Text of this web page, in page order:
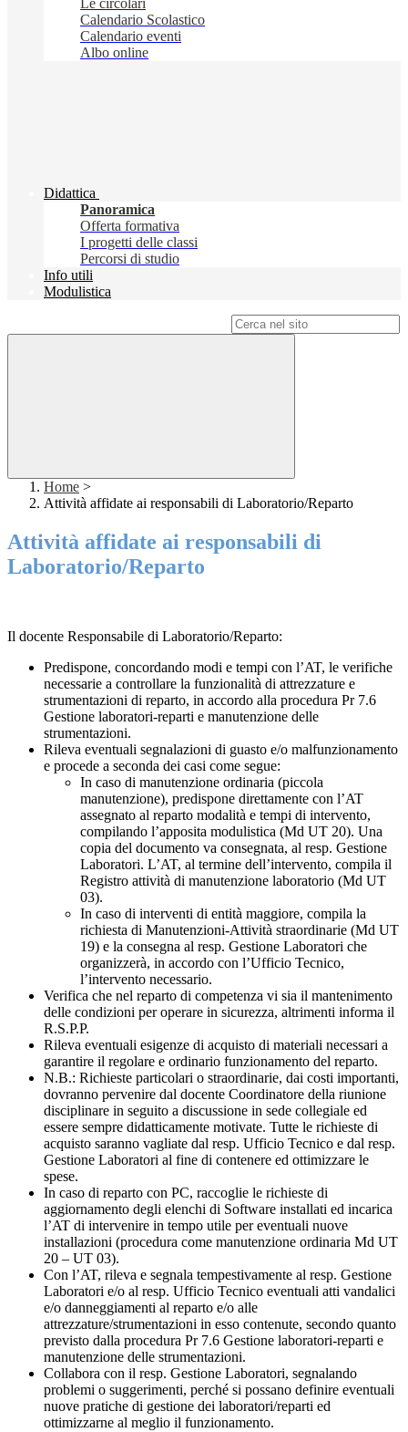
Le circolari
Calendario Scolastico
Calendario eventi
Albo online
Didattica
Panoramica
Offerta formativa
I progetti delle classi
Percorsi di studio
Info utili
Modulistica
Home >
Attività affidate ai responsabili di Laboratorio/Reparto
Attività affidate ai responsabili di
Laboratorio/Reparto
Il docente Responsabile di Laboratorio/Reparto:
Predispone, concordando modi e tempi con l’AT, le verifiche
necessarie a controllare la funzionalità di attrezzature e
strumentazioni di reparto, in accordo alla procedura Pr 7.6
Gestione laboratori-reparti e manutenzione delle
strumentazioni.
Rileva eventuali segnalazioni di guasto e/o malfunzionamento
e procede a seconda dei casi come segue:
In caso di manutenzione ordinaria (piccola
manutenzione), predispone direttamente con l’AT
assegnato al reparto modalità e tempi di intervento,
compilando l’apposita modulistica (Md UT 20). Una
copia del documento va consegnata, al resp. Gestione
Laboratori. L’AT, al termine dell’intervento, compila il
Registro attività di manutenzione laboratorio (Md UT
03).
In caso di interventi di entità maggiore, compila la
richiesta di Manutenzioni-Attività straordinarie (Md UT
19) e la consegna al resp. Gestione Laboratori che
organizzerà, in accordo con l’Ufficio Tecnico,
l’intervento necessario.
Verifica che nel reparto di competenza vi sia il mantenimento
delle condizioni per operare in sicurezza, altrimenti informa il
R.S.P.P.
Rileva eventuali esigenze di acquisto di materiali necessari a
garantire il regolare e ordinario funzionamento del reparto.
N.B.: Richieste particolari o straordinarie, dai costi importanti,
dovranno pervenire dal docente Coordinatore della riunione
disciplinare in seguito a discussione in sede collegiale ed
essere sempre didatticamente motivate. Tutte le richieste di
acquisto saranno vagliate dal resp. Ufficio Tecnico e dal resp.
Gestione Laboratori al fine di contenere ed ottimizzare le
spese.
In caso di reparto con PC, raccoglie le richieste di
aggiornamento degli elenchi di Software installati ed incarica
l’AT di intervenire in tempo utile per eventuali nuove
installazioni (procedura come manutenzione ordinaria Md UT
20 – UT 03).
Con l’AT, rileva e segnala tempestivamente al resp. Gestione
Laboratori e/o al resp. Ufficio Tecnico eventuali atti vandalici
e/o danneggiamenti al reparto e/o alle
attrezzature/strumentazioni in esso contenute, secondo quanto
previsto dalla procedura Pr 7.6 Gestione laboratori-reparti e
manutenzione delle strumentazioni.
Collabora con il resp. Gestione Laboratori, segnalando
problemi o suggerimenti, perché si possano definire eventuali
nuove pratiche di gestione dei laboratori/reparti ed
ottimizzarne al meglio il funzionamento.